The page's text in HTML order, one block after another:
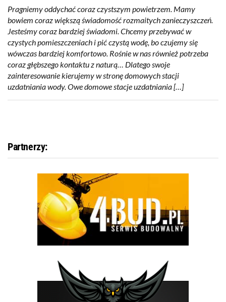
Pragniemy oddychać coraz czystszym powietrzem. Mamy
bowiem coraz większą świadomość rozmaitych zanieczyszczeń.
Jesteśmy coraz bardziej świadomi. Chcemy przebywać w
czystych pomieszczeniach i pić czystą wodę, bo czujemy się
wówczas bardziej komfortowo. Rośnie w nas również potrzeba
coraz głębszego kontaktu z naturą… Dlatego swoje
zainteresowanie kierujemy w stronę domowych stacji
uzdatniania wody. Owe domowe stacje uzdatniania […]
Partnerzy: